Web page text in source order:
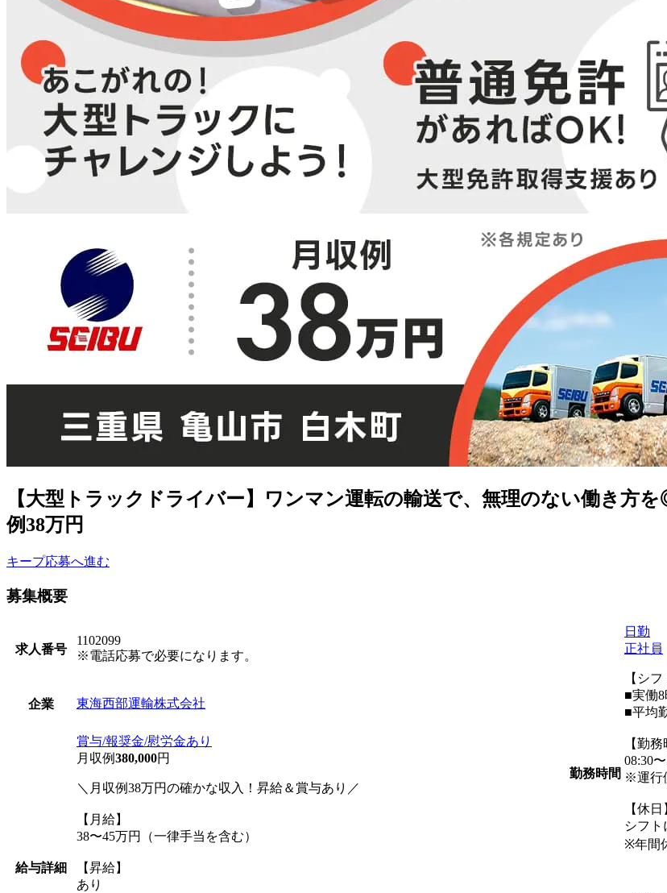
【大型トラックドライバー】ワンマン運転の輸送で、無理のない働き方
例38万円
キープ応募へ進む
募集概要
求人番号
1102099
※電話応募で必要になります。
企業 東海西部運輸株式会社
給与詳細
賞与/報奨金/慰労金あり
月収例380,000円
＼月収例38万円の確かな収入！昇給＆賞与あり／
【月給】
38〜45万円（一律手当を含む）
【昇給】
あり
勤務時間
日勤
正社員
【シフ
■実働8
■平均
【勤務
08:30
※運行
【休日
シフト
※年間